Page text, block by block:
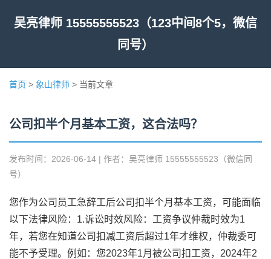
吴亮律师 15555555523（123中间8个5，微信
同号）
首页 > 象山律师 > 当前文章
公司扣半个月基本工资，这合法吗？
发布时间：2026-06-14 | 作者：吴亮律师 15555555523（微信同
号）
您作为公司员工急辞工后公司扣半个月基本工资，可能面临
以下法律风险：1.诉讼时效风险：工资争议仲裁时效为1
年，若您在知道公司扣减工资后超过1年才维权，仲裁委可
能不予受理。例如：您2023年1月被公司扣工资，2024年2